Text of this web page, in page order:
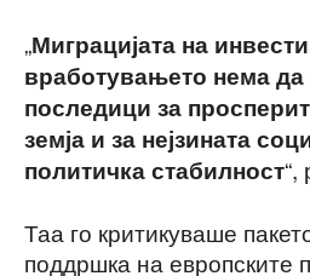
„Миграцијата на
вработувањето нема да
последици за
земја и за нејзината
политичка стабилност
Таа го критикуваше
поддршка на европските